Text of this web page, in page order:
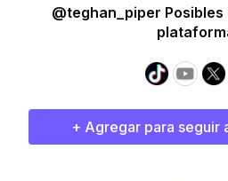
@teghan_piper
+ Agregar para seguir